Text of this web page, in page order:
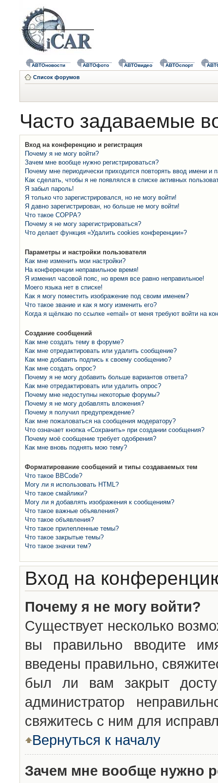
АВТОновости АВТОфото АВТОвидео АВТОспорт
Список форумов
Часто задаваемые
Вход на конференцию и регистрация
Почему я не могу войти?
Зачем мне вообще нужно регистрироваться?
Почему мне периодически приходится повторять ввод имени и
Как сделать, чтобы я не появлялся в списке активных
Я забыл пароль!
Я только что зарегистрировался, но не могу войти!
Я давно зарегистрирован, но больше не могу войти!
Что такое COPPA?
Почему я не могу зарегистрироваться?
Что делает функция «Удалить cookies конференции»?
Параметры и настройки пользователя
Как мне изменить мои настройки?
На конференции неправильное время!
Я изменил часовой пояс, но время все равно неправильное!
Моего языка нет в списке!
Как я могу поместить изображение под своим именем?
Что такое звание и как я могу изменить его?
Когда я щёлкаю по ссылке «email» от меня требуют войти на
Создание сообщений
Как мне создать тему в форуме?
Как мне отредактировать или удалить сообщение?
Как мне добавить подпись к своему сообщению?
Как мне создать опрос?
Почему я не могу добавить больше вариантов ответа?
Как мне отредактировать или удалить опрос?
Почему мне недоступны некоторые форумы?
Почему я не могу добавлять вложения?
Почему я получил предупреждение?
Как мне пожаловаться на сообщения модератору?
Что означает кнопка «Сохранить» при создании сообщения?
Почему моё сообщение требует одобрения?
Как мне вновь поднять мою тему?
Форматирование сообщений и типы создаваемых тем
Что такое BBCode?
Могу ли я использовать HTML?
Что такое смайлики?
Могу ли я добавлять изображения к сообщениям?
Что такое важные объявления?
Что такое объявления?
Что такое прилепленные темы?
Что такое закрытые темы?
Что такое значки тем?
Вход на
Почему я не могу войти?
Существует несколько
вы правильно вводите
введены правильно,
был ли вам закрыт
администратор
свяжитесь с ним для
Вернуться к началу
Зачем мне вообще нужно